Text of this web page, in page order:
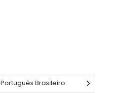
Português Brasileiro